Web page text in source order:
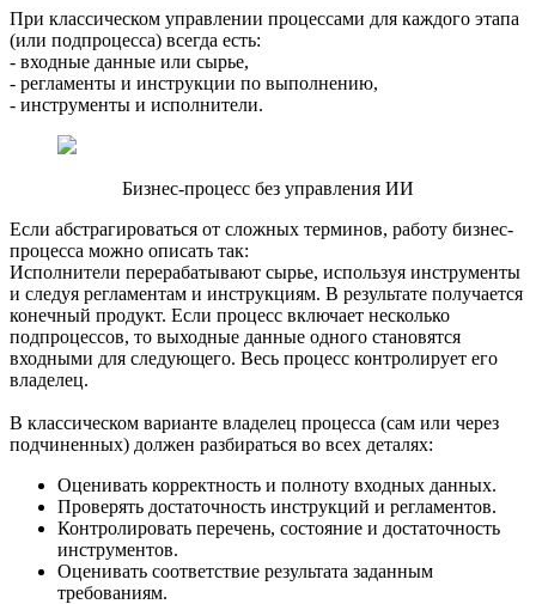
При классическом управлении процессами для каждого этапа
(или подпроцесса) всегда есть:
- входные данные или сырье,
- регламенты и инструкции по выполнению,
- инструменты и исполнители.
Бизнес-процесс без управления ИИ
Если абстрагироваться от сложных терминов, работу бизнес-
процесса можно описать так:
Исполнители перерабатывают сырье, используя инструменты
и следуя регламентам и инструкциям. В результате получается
конечный продукт. Если процесс включает несколько
подпроцессов, то выходные данные одного становятся
входными для следующего. Весь процесс контролирует его
владелец.
В классическом варианте владелец процесса (сам или через
подчиненных) должен разбираться во всех деталях:
Оценивать корректность и полноту входных данных.
Проверять достаточность инструкций и регламентов.
Контролировать перечень, состояние и достаточность
инструментов.
Оценивать соответствие результата заданным
требованиям.